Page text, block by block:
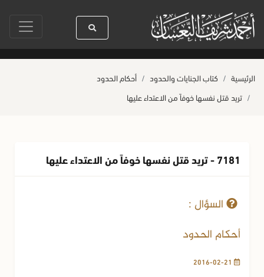
سيدنا رسول الله ﷺ كله رحمة صلاة آخر أربعاء من صفر حياة القلوب
الرئيسية كتاب الجنايات والحدود
أحكام الحدود
تريد قتل نفسها خوفاً من الاعتداء عليها
7181 - تريد قتل نفسها خوفاً من الاعتداء عليها
السؤال :
أحكام الحدود